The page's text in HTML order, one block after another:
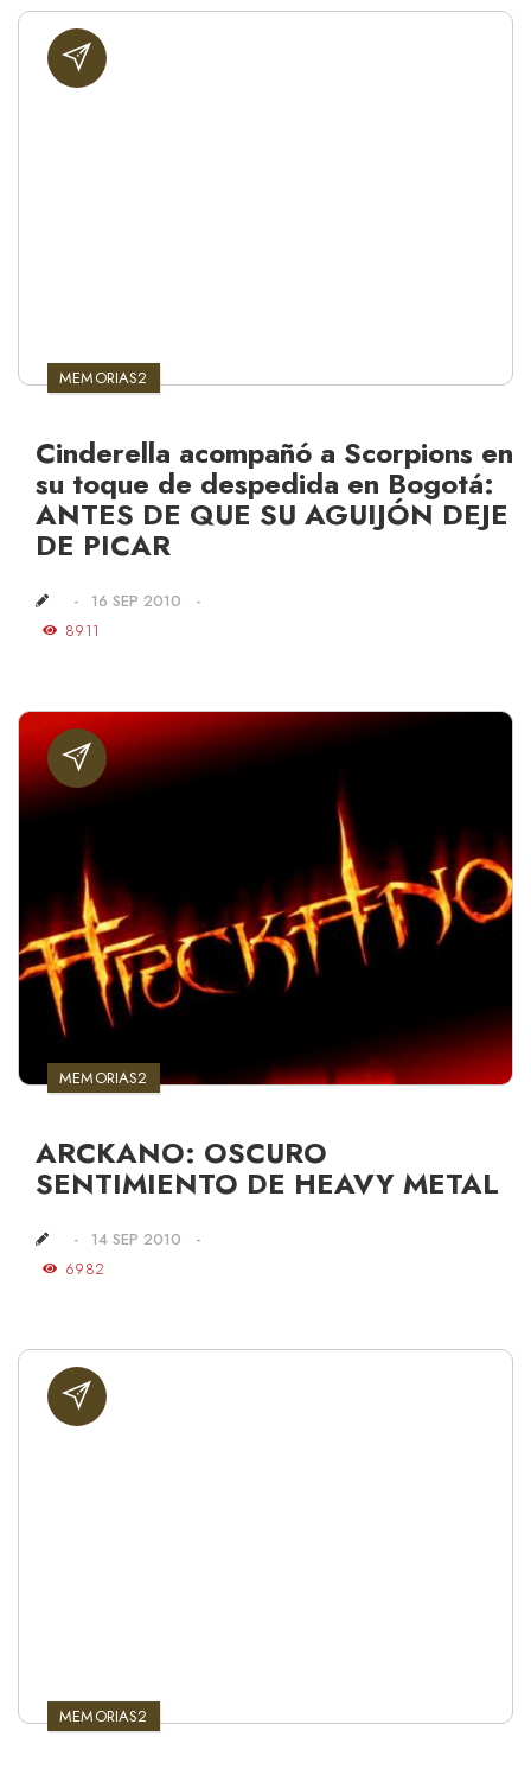
MEMORIAS2
Cinderella acompañó a Scorpions en
su toque de despedida en Bogotá:
ANTES DE QUE SU AGUIJÓN DEJE
DE PICAR
16 SEP 2010
8911
MEMORIAS2
ARCKANO: OSCURO
SENTIMIENTO DE HEAVY METAL
14 SEP 2010
6982
MEMORIAS2